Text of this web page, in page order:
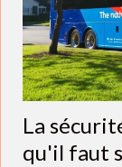
La
qu'il faut